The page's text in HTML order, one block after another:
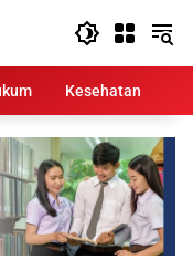
Kesehatan